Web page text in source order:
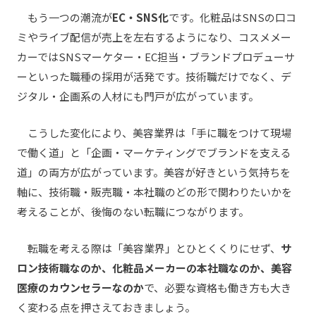
もう一つの潮流がEC・SNS化です。化粧品はSNSの口コ
ミやライブ配信が売上を左右するようになり、コスメメー
カーではSNSマーケター・EC担当・ブランドプロデューサ
ーといった職種の採用が活発です。技術職だけでなく、デ
ジタル・企画系の人材にも門戸が広がっています。
こうした変化により、美容業界は「手に職をつけて現場
で働く道」と「企画・マーケティングでブランドを支える
道」の両方が広がっています。美容が好きという気持ちを
軸に、技術職・販売職・本社職のどの形で関わりたいかを
考えることが、後悔のない転職につながります。
転職を考える際は「美容業界」とひとくくりにせず、 サ
ロン技術職なのか、化粧品メーカーの本社職なのか、美容
医療のカウンセラーなのかで、必要な資格も働き方も大き
く変わる点を押さえておきましょう。